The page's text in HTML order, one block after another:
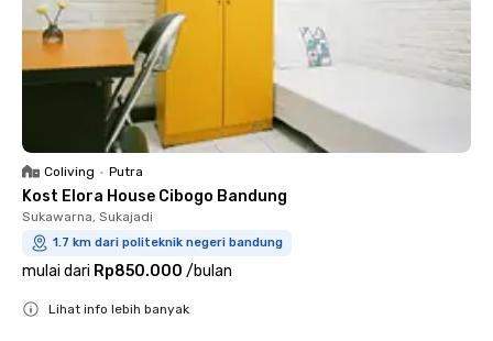
Coliving • Putra
Kost Elora House Cibogo Bandung
Sukawarna, Sukajadi
1.7 km dari politeknik negeri bandung
mulai dari Rp850.000 /bulan
Lihat info lebih banyak